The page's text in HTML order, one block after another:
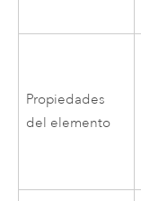
Propiedades
del elemento